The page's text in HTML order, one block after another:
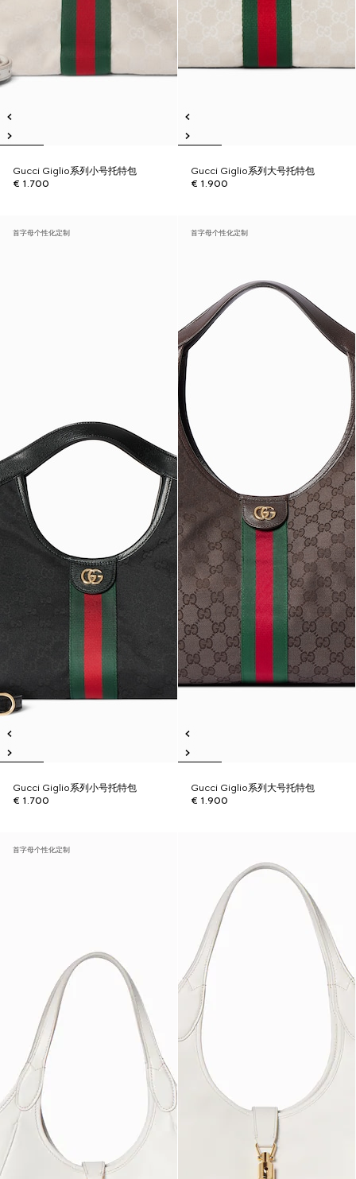
Gucci Giglio系列小号托特包
€ 1.700
Gucci Giglio系列大号托特包
€ 1.900
首字母个性化定制
Gucci Giglio系列小号托特包
€ 1.700
首字母个性化定制
Gucci Giglio系列大号托特包
€ 1.900
首字母个性化定制